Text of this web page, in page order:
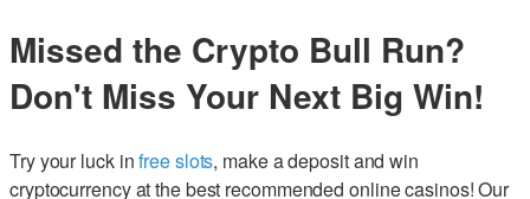
Missed the Crypto Bull Run?
Don't Miss Your Next Big Win!
Try your luck infree slots, make a deposit and win
cryptocurrency at the best recommended online casinos! Our